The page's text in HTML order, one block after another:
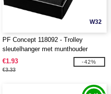
W32
PF Concept 118092 - Trolley
sleutelhanger met munthouder
€1.93
€3.33
-42%